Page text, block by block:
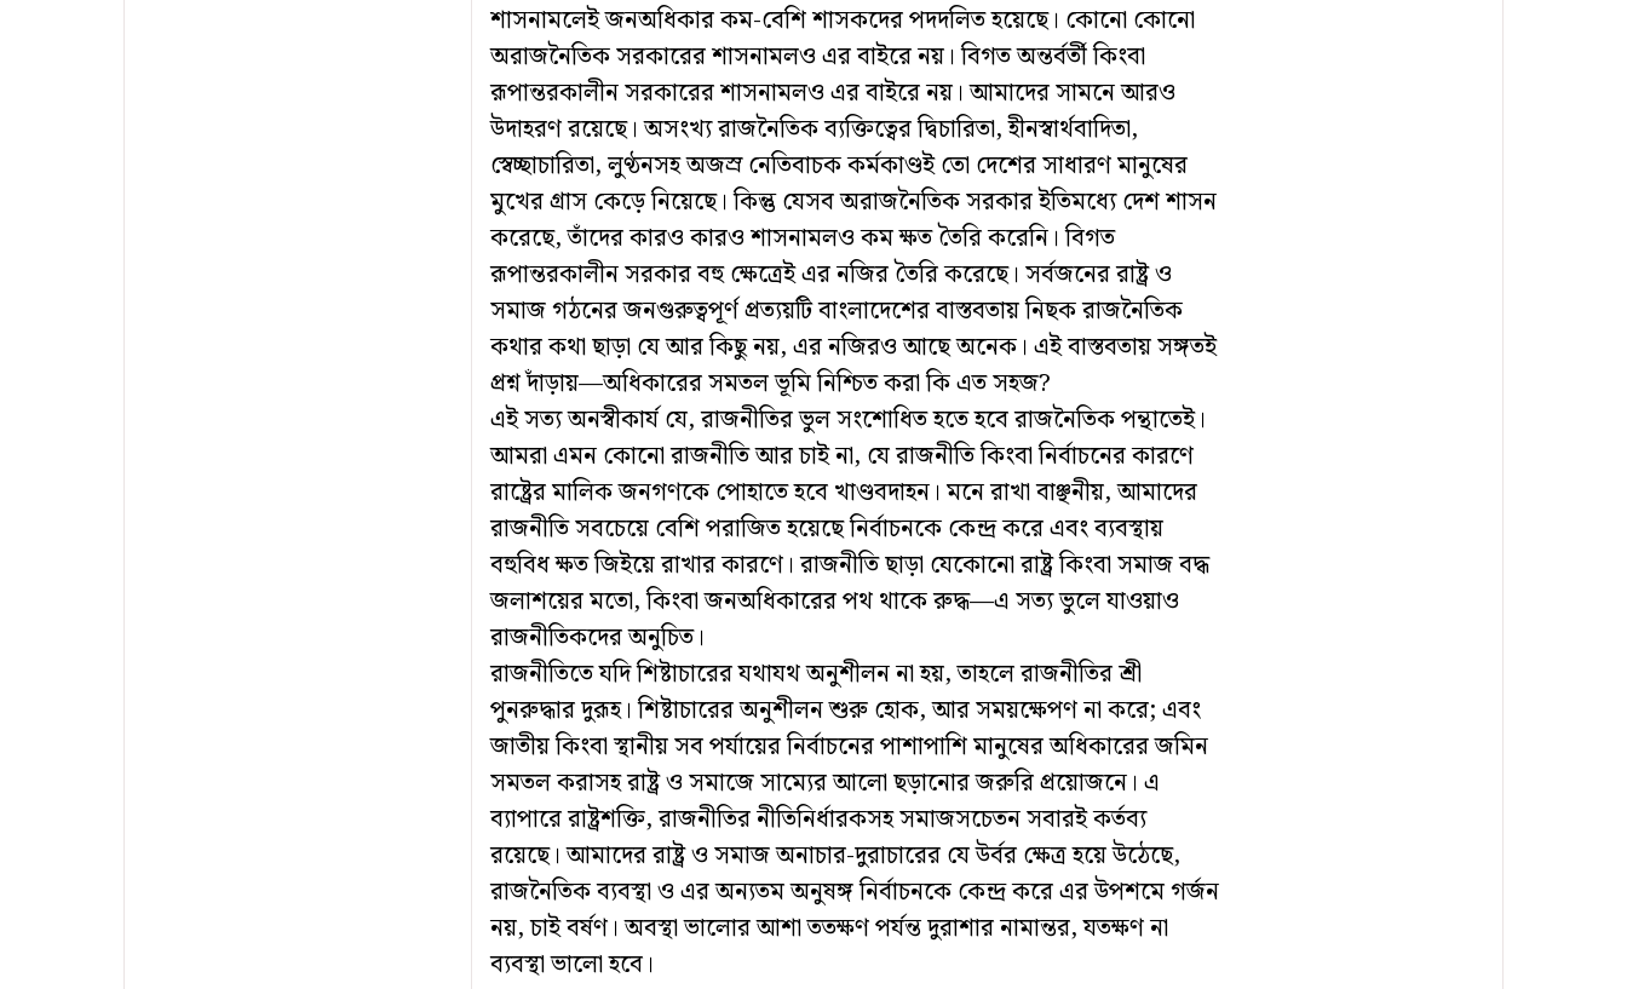
শাসনামলেই জনঅধিকার কম-বেশি শাসকদের পদদলিত হয়েছে। কোনো কোনো
অরাজনৈতিক সরকারের শাসনামলও এর বাইরে নয়। বিগত অন্তর্বর্তী কিংবা
রূপান্তরকালীন সরকারের শাসনামলও এর বাইরে নয়। আমাদের সামনে আরও
উদাহরণ রয়েছে। অসংখ্য রাজনৈতিক ব্যক্তিত্বের দ্বিচারিতা, হীনস্বার্থবাদিতা,
স্বেচ্ছাচারিতা, লুণ্ঠনসহ অজস্র নেতিবাচক কর্মকাণ্ডই তো দেশের সাধারণ মানুষের
মুখের গ্রাস কেড়ে নিয়েছে। কিন্তু যেসব অরাজনৈতিক সরকার ইতিমধ্যে দেশ শাসন
করেছে, তাঁদের কারও কারও শাসনামলও কম ক্ষত তৈরি করেনি। বিগত
রূপান্তরকালীন সরকার বহু ক্ষেত্রেই এর নজির তৈরি করেছে। সর্বজনের রাষ্ট্র ও
সমাজ গঠনের জনগুরুত্বপূর্ণ প্রত্যয়টি বাংলাদেশের বাস্তবতায় নিছক রাজনৈতিক
কথার কথা ছাড়া যে আর কিছু নয়, এর নজিরও আছে অনেক। এই বাস্তবতায় সঙ্গতই
প্রশ্ন দাঁড়ায়—অধিকারের সমতল ভূমি নিশ্চিত করা কি এত সহজ?
এই সত্য অনস্বীকার্য যে, রাজনীতির ভুল সংশোধিত হতে হবে রাজনৈতিক পন্থাতেই।
আমরা এমন কোনো রাজনীতি আর চাই না, যে রাজনীতি কিংবা নির্বাচনের কারণে
রাষ্ট্রের মালিক জনগণকে পোহাতে হবে খাণ্ডবদাহন। মনে রাখা বাঞ্ছনীয়, আমাদের
রাজনীতি সবচেয়ে বেশি পরাজিত হয়েছে নির্বাচনকে কেন্দ্র করে এবং ব্যবস্থায়
বহুবিধ ক্ষত জিইয়ে রাখার কারণে। রাজনীতি ছাড়া যেকোনো রাষ্ট্র কিংবা সমাজ বদ্ধ
জলাশয়ের মতো, কিংবা জনঅধিকারের পথ থাকে রুদ্ধ—এ সত্য ভুলে যাওয়াও
রাজনীতিকদের অনুচিত।
রাজনীতিতে যদি শিষ্টাচারের যথাযথ অনুশীলন না হয়, তাহলে রাজনীতির শ্রী
পুনরুদ্ধার দুরূহ। শিষ্টাচারের অনুশীলন শুরু হোক, আর সময়ক্ষেপণ না করে; এবং
জাতীয় কিংবা স্থানীয় সব পর্যায়ের নির্বাচনের পাশাপাশি মানুষের অধিকারের জমিন
সমতল করাসহ রাষ্ট্র ও সমাজে সাম্যের আলো ছড়ানোর জরুরি প্রয়োজনে। এ
ব্যাপারে রাষ্ট্রশক্তি, রাজনীতির নীতিনির্ধারকসহ সমাজসচেতন সবারই কর্তব্য
রয়েছে। আমাদের রাষ্ট্র ও সমাজ অনাচার-দুরাচারের যে উর্বর ক্ষেত্র হয়ে উঠেছে,
রাজনৈতিক ব্যবস্থা ও এর অন্যতম অনুষঙ্গ নির্বাচনকে কেন্দ্র করে এর উপশমে গর্জন
নয়, চাই বর্ষণ। অবস্থা ভালোর আশা ততক্ষণ পর্যন্ত দুরাশার নামান্তর, যতক্ষণ না
ব্যবস্থা ভালো হবে।